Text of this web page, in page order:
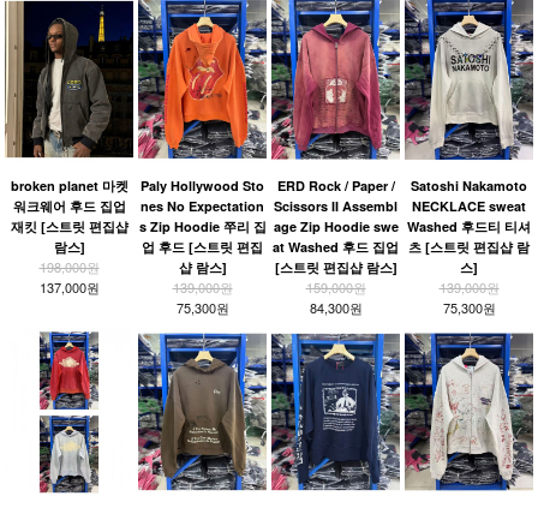
broken planet 마켓
워크웨어 후드 집업
재킷 [스트릿 편집샵
람스]
198,000원
137,000원
Paly Hollywood Sto
nes No Expectation
s Zip Hoodie 쭈리 집
업 후드 [스트릿 편집
샵 람스]
139,000원
75,300원
ERD Rock / Paper /
Scissors II Assembl
age Zip Hoodie swe
at Washed 후드 집업
[스트릿 편집샵 람스]
159,000원
84,300원
Satoshi Nakamoto
NECKLACE sweat
Washed 후드티 티셔
츠 [스트릿 편집샵 람
스]
139,000원
75,300원